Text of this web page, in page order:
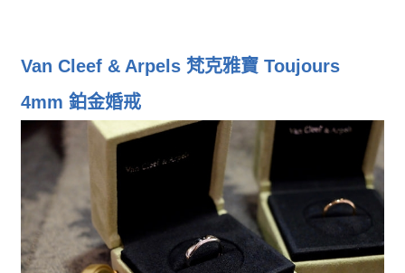
Van Cleef & Arpels 梵克雅寶 Toujours
4mm 鉑金婚戒